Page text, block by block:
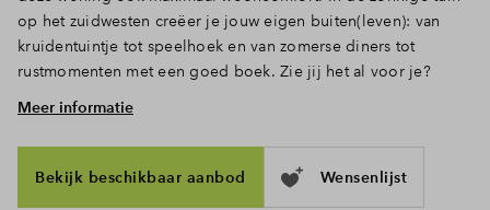
op het zuidwesten creëer je jouw eigen buiten(leven): van
kruidentuintje tot speelhoek en van zomerse diners tot
rustmomenten met een goed boek. Zie jij het al voor je?
Binnen en buiten in verbinding
met toilet en trapopgang brengt je naar het woongedeelte,
waar het daglicht door de hoge ramen en deuren rijkelijk
Meer informatie
Bekijk beschikbaar aanbod Wensenlijst